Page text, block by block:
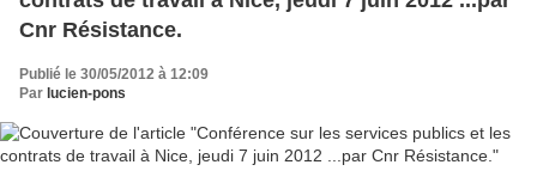
Cnr Résistance.
Publié le 30/05/2012 à 12:09
Par lucien-pons